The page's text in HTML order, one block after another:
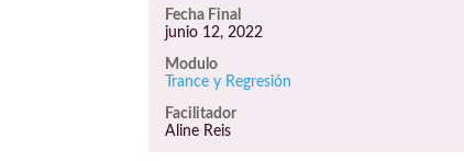
Fecha Final
junio 12, 2022
Modulo
Trance y Regresión
Facilitador
Aline Reis